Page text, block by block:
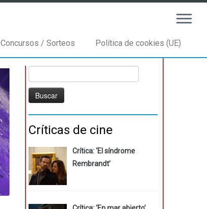
Concursos / Sorteos Política de cookies (UE)
Críticas de cine
Crítica: ‘El síndrome
Rembrandt’